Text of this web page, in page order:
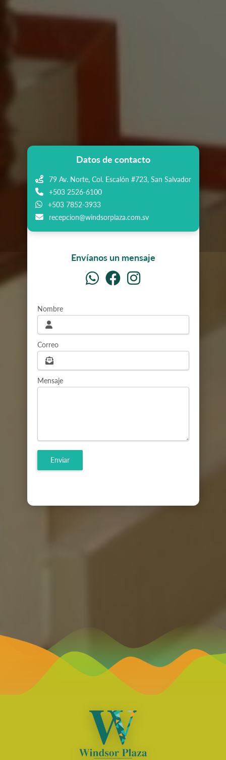
Envíanos un mensaje
Nombre
Correo
Mensaje
Datos de contacto
79 Av. Norte, Col. Escalón #723, San Salvador
+503 2526-6100
+503 7852-3933
recepcion@windsorplaza.com.sv